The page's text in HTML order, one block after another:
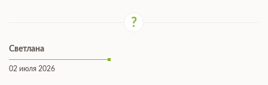
Светлана
02 июля 2026